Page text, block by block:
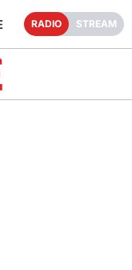
RADIO STREAM